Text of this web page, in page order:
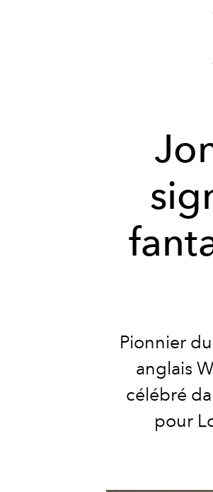
Pionnier
anglais
célébré
pour